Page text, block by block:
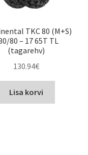
TKC 80 (M+S)
80 – 17 65T TL
(tagarehv)
130.94€
Lisa korvi